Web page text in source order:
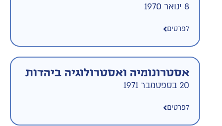
8 ינואר 1970
לפרטים
אסטרונומיה ואסטרולוגיה ביהדות
20 בספטמבר 1971
לפרטים